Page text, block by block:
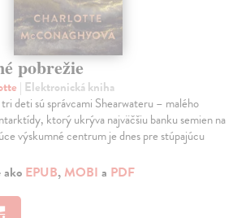
pobrežie
| Elektronická kniha
deti sú správcami Shearwateru – malého
ktorý ukrýva najväčšiu banku semien na
výskumné centrum je dnes pre stúpajúcu
EPUB, MOBI a PDF